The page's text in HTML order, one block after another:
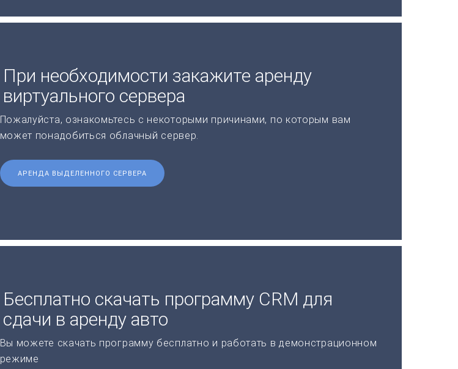
При необходимости закажите аренду
виртуального сервера
Пожалуйста, ознакомьтесь с некоторыми причинами, по которым вам
может понадобиться облачный сервер.
АРЕНДА ВЫДЕЛЕННОГО СЕРВЕРА
Бесплатно скачать программу CRM для
сдачи в аренду авто
Вы можете скачать программу бесплатно и работать в демонстрационном
режиме